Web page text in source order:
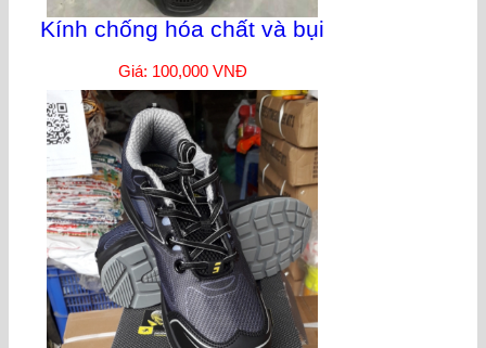
Kính chống hóa chất và bụi
Giá: 100,000 VNĐ